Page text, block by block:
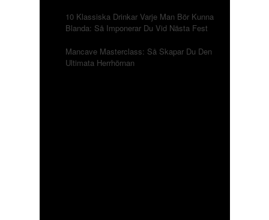
10 Klassiska Drinkar Varje Man Bör Kunna
Blanda: Så Imponerar Du Vid Nästa Fest
Mancave Masterclass: Så Skapar Du Den
Ultimata Herrhörnan